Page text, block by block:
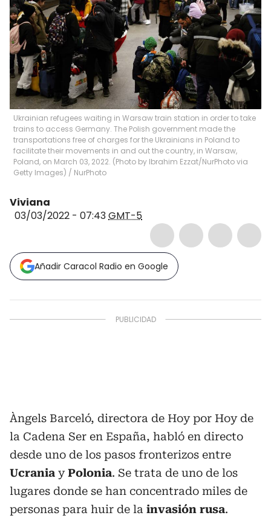
Ukrainian refugees waiting in Warsaw train station in order to take
trains to access Germany. The Polish government made the
transportations free of charges for the Ukrainians in Poland to
facilitate their movements in and out the country, in Warsaw,
Poland, on March 03, 2022. (Photo by Ibrahim Ezzat/NurPhoto via
Getty Images) / NurPhoto
Viviana
03/03/2022 - 07:43GMT-5
Añadir Caracol Radio en Google
Àngels Barceló, directora de Hoy por Hoy de
la Cadena Ser en España, habló en directo
desde uno de los pasos fronterizos entre
Ucrania yPolonia. Se trata de uno de los
lugares donde se han concentrado miles de
personas para huir de la invasión rusa.